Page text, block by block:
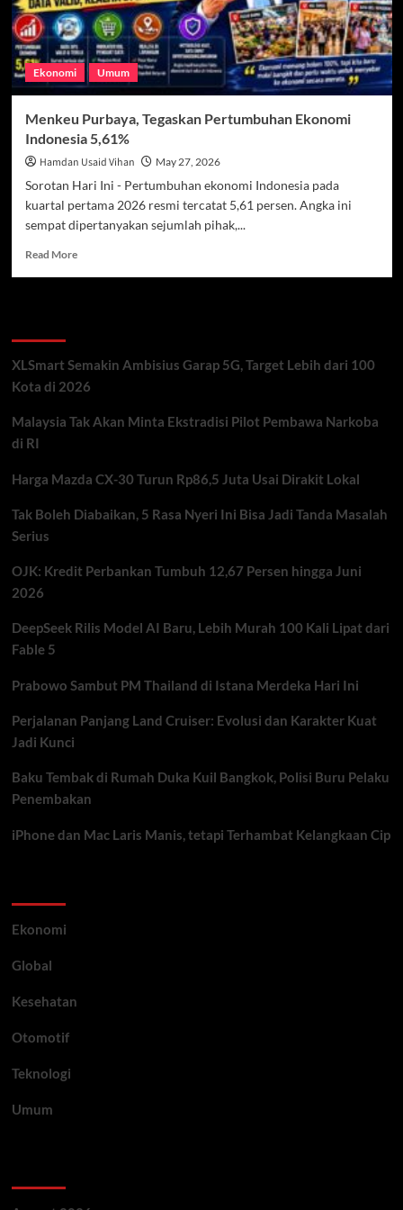
Ekonomi Umum
Menkeu Purbaya, Tegaskan Pertumbuhan Ekonomi
Indonesia 5,61%
Hamdan Usaid Vihan May 27, 2026
Sorotan Hari Ini - Pertumbuhan ekonomi Indonesia pada
kuartal pertama 2026 resmi tercatat 5,61 persen. Angka ini
sempat dipertanyakan sejumlah pihak,...
Read MoreRead
Ekonomi
Indonesia
XLSmart Semakin Ambisius Garap 5G, Target Lebih dari 100
Kota di 2026
Malaysia Tak Akan Minta Ekstradisi Pilot Pembawa Narkoba
di RI
Harga Mazda CX-30 Turun Rp86,5 Juta Usai Dirakit Lokal
Tak Boleh Diabaikan, 5 Rasa Nyeri Ini Bisa Jadi Tanda Masalah
Serius
OJK: Kredit Perbankan Tumbuh 12,67 Persen hingga Juni
2026
DeepSeek Rilis Model AI Baru, Lebih Murah 100 Kali Lipat dari
Fable 5
Prabowo Sambut PM Thailand di Istana Merdeka Hari Ini
Perjalanan Panjang Land Cruiser: Evolusi dan Karakter Kuat
Jadi Kunci
Baku Tembak di Rumah Duka Kuil Bangkok, Polisi Buru Pelaku
Penembakan
iPhone dan Mac Laris Manis, tetapi Terhambat Kelangkaan Cip
Ekonomi
Global
Kesehatan
Otomotif
Teknologi
Umum